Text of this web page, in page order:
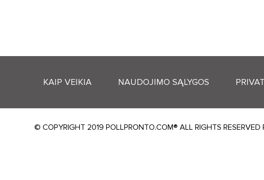
KAIP VEIKIA NAUDOJIMO SĄLYGOS
© COPYRIGHT 2019 POLLPRONTO.COM® ALL RIGHTS RESERVED